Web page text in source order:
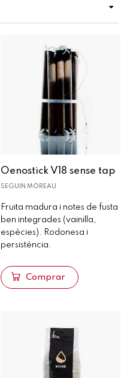
Oenostick V18 sense tap
SEGUIN MOREAU
Fruita madura i notes de fusta
ben integrades (vainilla,
espècies). Rodonesa i
persistència.
Comprar